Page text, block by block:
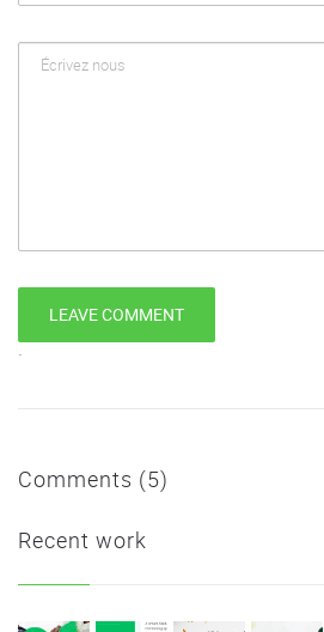
`
Comments (5)
Recent work